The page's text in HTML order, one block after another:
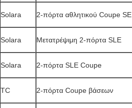
Solara 2-πόρτα αθλητικού Coupe SE
Solara Μετατρέψιμη 2-πόρτα SLE
Solara 2-πόρτα SLE Coupe
TC 2-πόρτα Coupe βάσεων